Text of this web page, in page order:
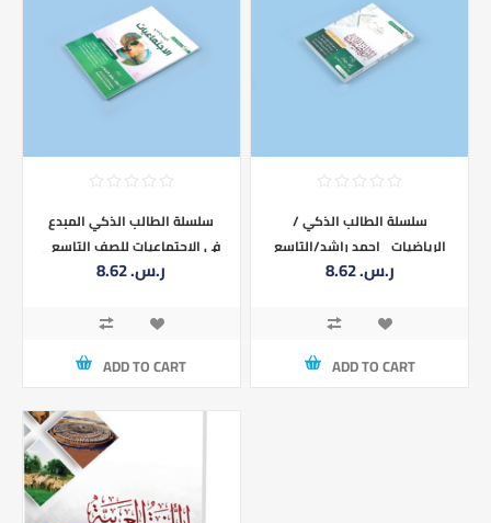
سلسلة الطالب الذكي المبدع
في الاجتماعيات للصف التاسع _
خالد الجبولي
8.62 ر.س.‏
ADD TO CART
سلسلة الطالب الذكي /
الرياضيات _احمد راشد/التاسع
8.62 ر.س.‏
ADD TO CART